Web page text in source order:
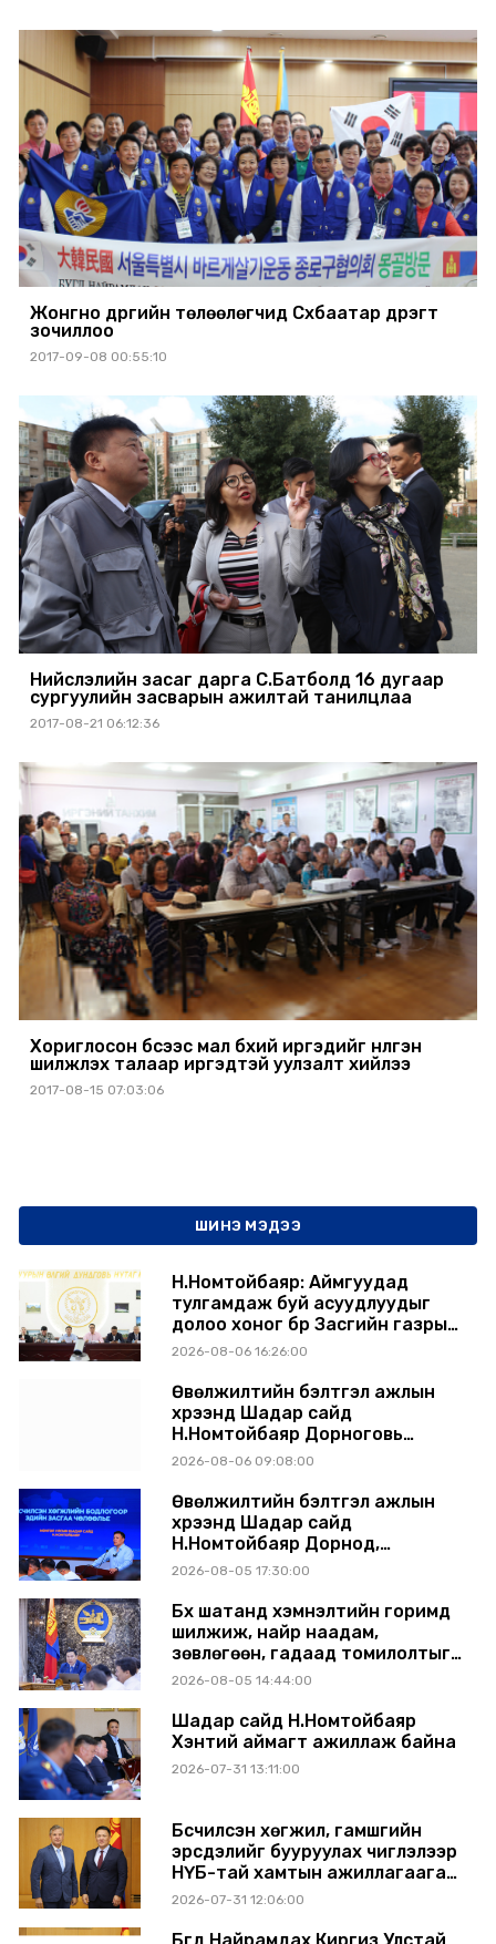
Жонгно дүүргийн төлөөлөгчид Сүхбаатар дүүрэгт
зочиллоо
2017-09-08 00:55:10
Нийслэлийн засаг дарга С.Батболд 16 дугаар
сургуулийн засварын ажилтай танилцлаа
2017-08-21 06:12:36
​Хориглосон бүсээс мал бүхий иргэдийг нүүлгэн
шилжүүлэх талаар иргэдтэй уулзалт хийлээ
2017-08-15 07:03:06
ШИНЭ МЭДЭЭ
Н.Номтойбаяр: Аймгуудад
тулгамдаж буй асуудлуудыг
долоо хоног бүр Засгийн газрын
хуралдаанд танилцуулж,
2026-08-06 16:26:00
Өвөлжилтийн бэлтгэл ажлын
хүрээнд Шадар сайд
Н.Номтойбаяр Дорноговь
аймагт ажиллав
2026-08-06 09:08:00
Өвөлжилтийн бэлтгэл ажлын
хүрээнд Шадар сайд
Н.Номтойбаяр Дорнод,
Сүхбаатар аймагт ажиллав
2026-08-05 17:30:00
Бүх шатанд хэмнэлтийн горимд
шилжиж, найр наадам,
зөвлөгөөн, гадаад томилолтыг
хориглолоо
2026-08-05 14:44:00
Шадар сайд Н.Номтойбаяр
Хэнтий аймагт ажиллаж байна
2026-07-31 13:11:00
Бүсчилсэн хөгжил, гамшгийн
эрсдэлийг бууруулах чиглэлээр
НҮБ-тай хамтын ажиллагаагаа
өргөжүүлэхээр санал солилцлоо
2026-07-31 12:06:00